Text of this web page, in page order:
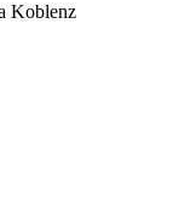
Koblenz